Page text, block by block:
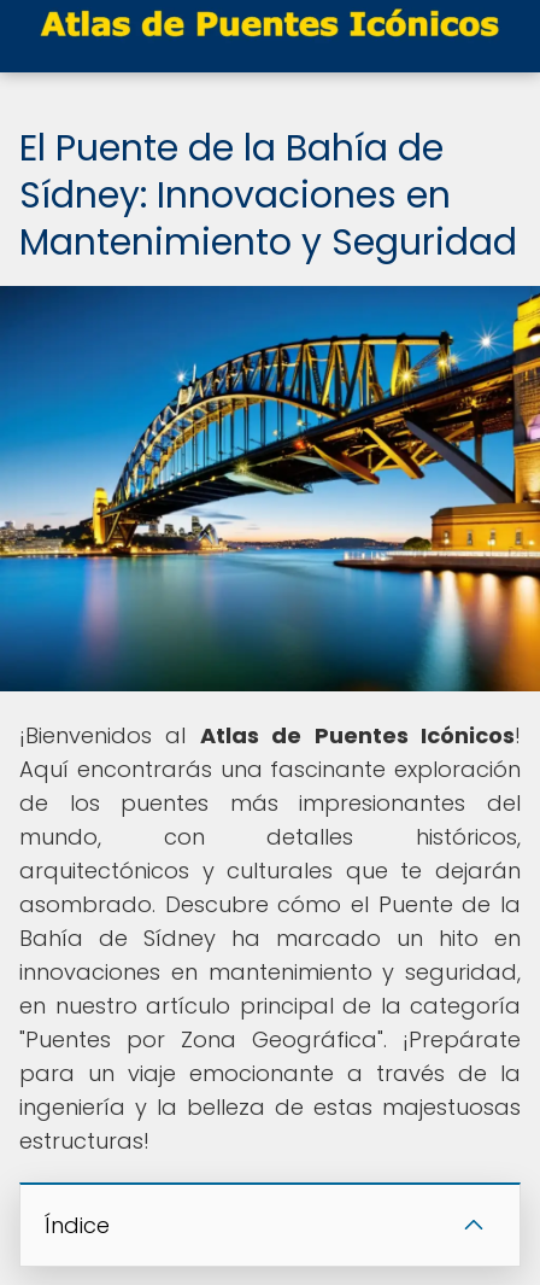
El Puente de la Bahía de
Sídney: Innovaciones en
Mantenimiento y Seguridad
¡Bienvenidos al Atlas de Puentes Icónicos!
Aquí encontrarás una fascinante exploración
de los puentes más impresionantes del
mundo, con detalles históricos,
arquitectónicos y culturales que te dejarán
asombrado. Descubre cómo el Puente de la
Bahía de Sídney ha marcado un hito en
innovaciones en mantenimiento y seguridad,
en nuestro artículo principal de la categoría
"Puentes por Zona Geográfica". ¡Prepárate
para un viaje emocionante a través de la
ingeniería y la belleza de estas majestuosas
estructuras!
Índice